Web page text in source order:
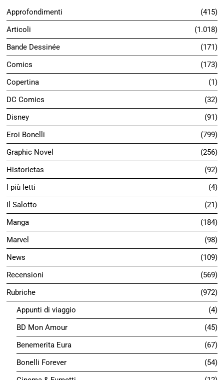
Approfondimenti
415
Articoli
1.018
Bande Dessinée
171
Comics
173
Copertina
1
DC Comics
32
Disney
91
Eroi Bonelli
799
Graphic Novel
256
Historietas
92
I più letti
4
Il Salotto
21
Manga
184
Marvel
98
News
109
Recensioni
569
Rubriche
972
Appunti di viaggio
4
BD Mon Amour
45
Benemerita Eura
67
Bonelli Forever
54